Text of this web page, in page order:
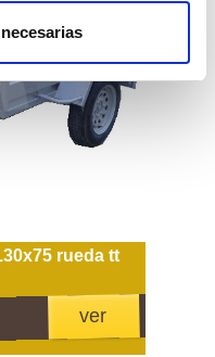
rueda tt
ver